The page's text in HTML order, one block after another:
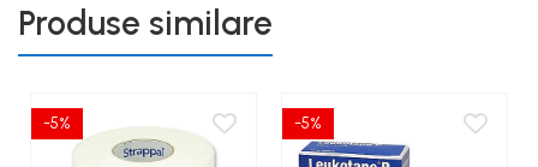
Produse similare
-5% -5%